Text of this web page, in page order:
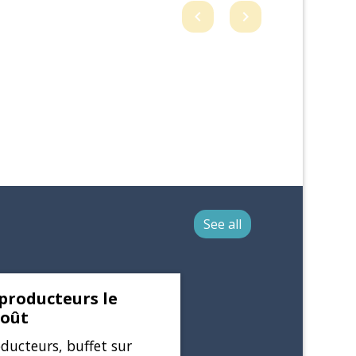
chevron_left chevron_right
See all
le
buffet sur